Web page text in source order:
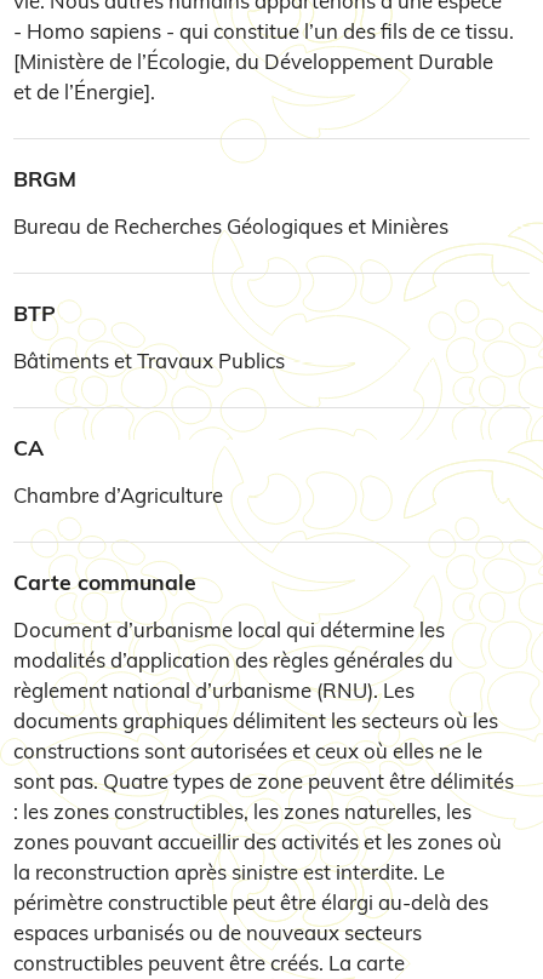
- Homo sapiens - qui constitue l’un des fils de ce tissu.
[Ministère de l’Écologie, du Développement Durable
et de l’Énergie].
BRGM
Bureau de Recherches Géologiques et Minières
BTP
Bâtiments et Travaux Publics
CA
Chambre d’Agriculture
Carte communale
Document d’urbanisme local qui détermine les
modalités d’application des règles générales du
règlement national d’urbanisme (RNU). Les
documents graphiques délimitent les secteurs où les
constructions sont autorisées et ceux où elles ne le
sont pas. Quatre types de zone peuvent être délimités
: les zones constructibles, les zones naturelles, les
zones pouvant accueillir des activités et les zones où
la reconstruction après sinistre est interdite. Le
périmètre constructible peut être élargi au-delà des
espaces urbanisés ou de nouveaux secteurs
constructibles peuvent être créés. La carte